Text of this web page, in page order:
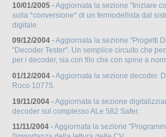
10/01/2005 -Aggiornata la sezione "Iniziare
sulla *conversione* di un fermodellista dal
digitale.
09/12/2004 -Aggiornata la sezione "Progetti
"Decoder Tester". Un semplice circuito che
per i decoder, sia con filo che con spine a
01/12/2004 -Aggiornata la sezione decoder.
Roco 10775.
19/11/2004 -Aggiornata la sezione
decoder sul complesso ALe 582 Safer.
11/11/2004 -Aggiornata la sezione